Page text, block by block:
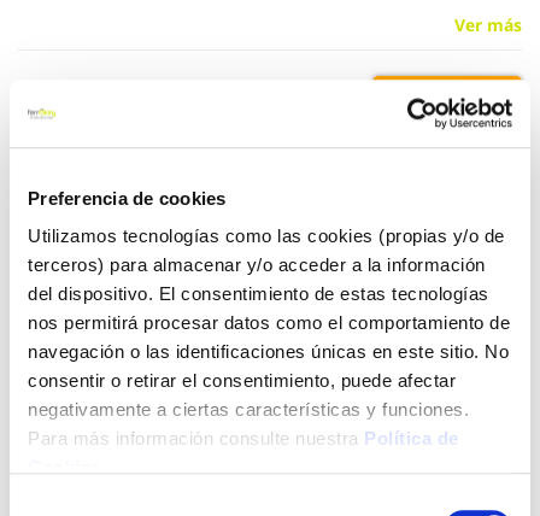
Preferencia de cookies
Utilizamos tecnologías como las cookies (propias y/o de
terceros) para almacenar y/o acceder a la información
del dispositivo. El consentimiento de estas tecnologías
nos permitirá procesar datos como el comportamiento de
navegación o las identificaciones únicas en este sitio. No
consentir o retirar el consentimiento, puede afectar
negativamente a ciertas características y funciones.
Para más información consulte nuestra Política de
Ver más
19,00 €
Click&Collect - Recogida gratis
en nuestras tiendas
Envío a domicilio:
5 días hábiles
+ INFO